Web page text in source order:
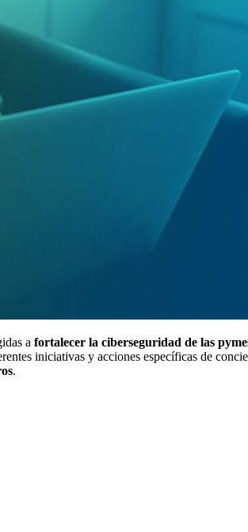
a fortalecer la ciberseguridad de las
iniciativas y acciones específicas de
.